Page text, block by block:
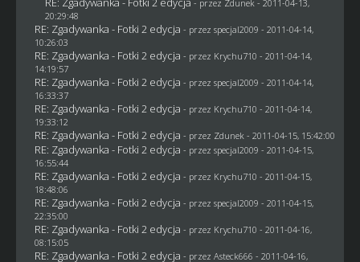
- przez Zdunek - 2011-04-13,
20:29:48
RE: Zgadywanka - Fotki 2 edycja - przez specjal2009 - 2011-04-14,
10:26:03
RE: Zgadywanka - Fotki 2 edycja - przez Krychu710 - 2011-04-14,
14:19:57
RE: Zgadywanka - Fotki 2 edycja - przez specjal2009 - 2011-04-14,
16:33:37
RE: Zgadywanka - Fotki 2 edycja - przez Krychu710 - 2011-04-14,
19:33:12
RE: Zgadywanka - Fotki 2 edycja - przez Zdunek - 2011-04-15, 15:42:00
RE: Zgadywanka - Fotki 2 edycja - przez specjal2009 - 2011-04-15,
16:55:44
RE: Zgadywanka - Fotki 2 edycja - przez Krychu710 - 2011-04-15,
18:48:06
RE: Zgadywanka - Fotki 2 edycja - przez specjal2009 - 2011-04-15,
22:35:00
RE: Zgadywanka - Fotki 2 edycja - przez Krychu710 - 2011-04-16,
08:15:05
RE: Zgadywanka - Fotki 2 edycja - przez Asteck666 - 2011-04-16,